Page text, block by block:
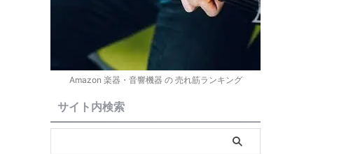
Amazon 楽器・音響機器 の 売れ筋ランキング
サイト内検索